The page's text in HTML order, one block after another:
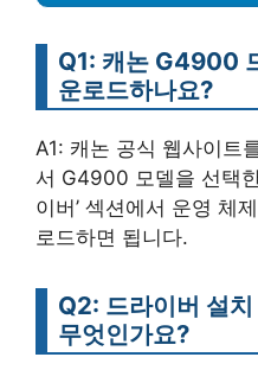
Q1: 캐논 G4900
운로드하나요?
A1: 캐논 공식 웹사이트
서 G4900 모델을 선택
이버’ 섹션에서 운영 체
로드하면 됩니다.
Q2: 드라이버 설
무엇인가요?